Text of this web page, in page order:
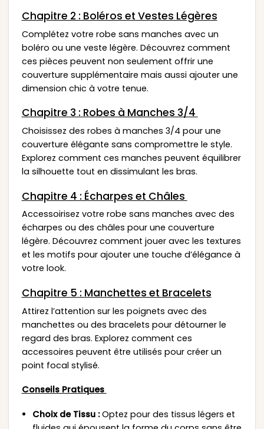
Chapitre 2 : Boléros et Vestes Légères
Complétez votre robe sans manches avec un
boléro ou une veste légère. Découvrez comment
ces pièces peuvent non seulement offrir une
couverture supplémentaire mais aussi ajouter une
dimension chic à votre tenue.
Chapitre 3 : Robes à Manches 3/4
Choisissez des robes à manches 3/4 pour une
couverture élégante sans compromettre le style.
Explorez comment ces manches peuvent équilibrer
la silhouette tout en dissimulant les bras.
Chapitre 4 : Écharpes et Châles
Accessoirisez votre robe sans manches avec des
écharpes ou des châles pour une couverture
légère. Découvrez comment jouer avec les textures
et les motifs pour ajouter une touche d’élégance à
votre look.
Chapitre 5 : Manchettes et Bracelets
Attirez l’attention sur les poignets avec des
manchettes ou des bracelets pour détourner le
regard des bras. Explorez comment ces
accessoires peuvent être utilisés pour créer un
point focal stylisé.
Conseils Pratiques
Choix de Tissu :Optez pour des tissus légers et